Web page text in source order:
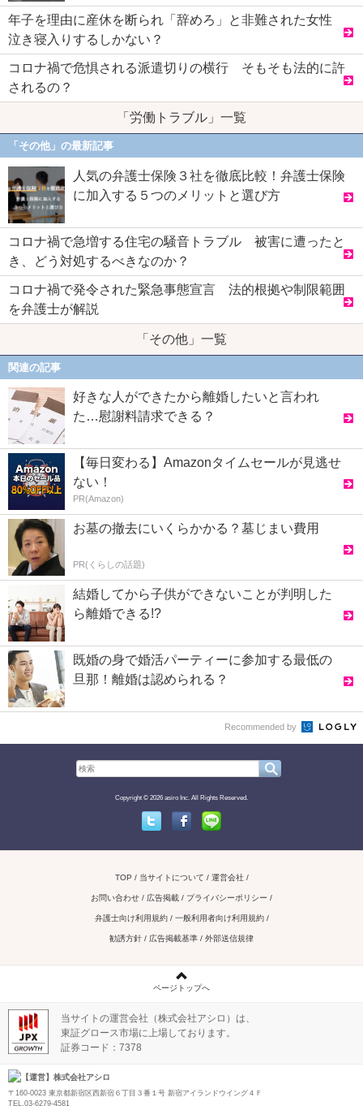
年子を理由に産休を断られ「辞めろ」と非難された女性
泣き寝入りするしかない？
コロナ禍で危惧される派遣切りの横行 そもそも法的に許
されるの？
「労働トラブル」一覧
「その他」の最新記事
人気の弁護士保険３社を徹底比較！弁護士保険
に加入する５つのメリットと選び方
コロナ禍で急増する住宅の騒音トラブル 被害に遭ったと
き、どう対処するべきなのか？
コロナ禍で発令された緊急事態宣言 法的根拠や制限範囲
を弁護士が解説
「その他」一覧
関連の記事
好きな人ができたから離婚したいと言われ
た…慰謝料請求できる？
【毎日変わる】Amazonタイムセールが見逃せ
ない！
PR(Amazon)
お墓の撤去にいくらかかる？墓じまい費用
PR(くらしの話題)
結婚してから子供ができないことが判明した
ら離婚できる!?
既婚の身で婚活パーティーに参加する最低の
旦那！離婚は認められる？
Recommended by
Copyright © 2026 asiro Inc. All Rights Reserved.
TOP 当サイトについて 運営会社
お問い合わせ / 広告掲載 プライバシーポリシー
弁護士向け利用規約 一般利用者向け利用規約
勧誘方針 広告掲載基準 外部送信規律
ページトップへ
当サイトの運営会社（株式会社アシロ）は、
東証グロース市場に上場しております。
証券コード：7378
【運営】株式会社アシロ
〒160-0023 東京都新宿区西新宿６丁目３番１号 新宿アイランドウイング４Ｆ
TEL.03-6279-4581